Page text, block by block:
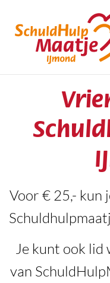
Voor € 25,- kun
Je kunt ook lid
van